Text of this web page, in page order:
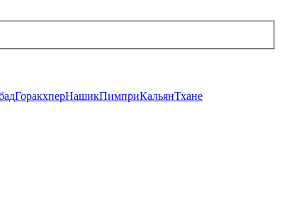
ГоракхперНашикПимприКальянТхане